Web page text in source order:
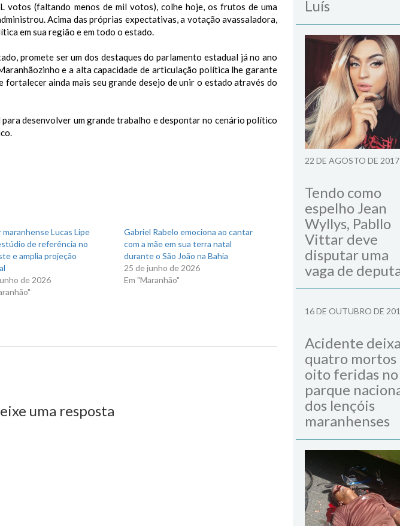
votos (faltando menos de mil votos), colhe hoje, os frutos de uma
Acima das próprias expectativas, a votação avassaladora,
em sua região e em todo o estado.
promete ser um dos destaques do parlamento estadual já no ano
e a alta capacidade de articulação política lhe garante
ainda mais seu grande desejo de unir o estado através do
para desenvolver um grande trabalho e despontar no cenário político
Lucas Lipe
de referência no
e amplia projeção
de 2026
Gabriel Rabelo emociona ao cantar
com a mãe em sua terra natal
durante o São João na Bahia
25 de junho de 2026
Em "Maranhão"
uma resposta
Luís
22 DE AGOSTO DE 2017
Tendo como
espelho Jean
Wyllys, Pabllo
Vittar deve
disputar uma
vaga de
16 DE OUTUBRO DE
Acidente
quatro mortos
oito feridas no
parque
dos lençóis
maranhenses